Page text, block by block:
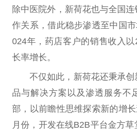
除中医院外，新荷花也与全国
作关系，借此稳步渗透至中国
024年，药店客户的销售收入
长率增长。
不仅如此，新荷花还秉承创
品与解决方案以及渗透服务不
部，以前瞻性思维探索新的增
月份，开发在线B2B平台金方草